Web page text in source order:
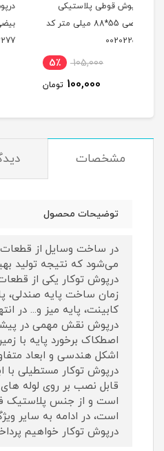
درپوش قوطی پلاستیکی
بیضی 48*66 میلی متر کد
00202277
96,000
95,000 تومان
مشخصات
توضیحات محصول
در ساخت وسایل از
می‌شود که نتیجه تولید
درپوش توکار یکی از
زمان ساخت پایه صندلی،
کابینت، پایه میز و... در
درپوش نقش مهمی در
اصطکاک برخورد پایه با
اشکل هندسی و ابعاد
قابل نصب بر روی لوله
است و از جنس پلاستیک
است، در ادامه به سایر
درپوش توکار خواهیم